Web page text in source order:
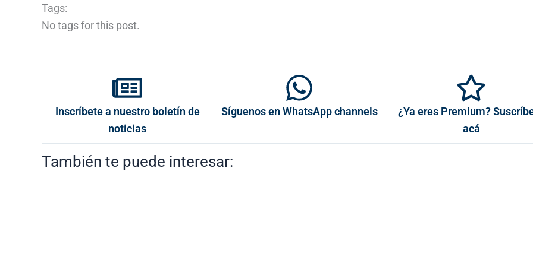
Tags:
No tags for this post.
Inscríbete a nuestro boletín de
noticias
Síguenos en WhatsApp channels
¿Ya eres Premium?
acá
También te puede interesar: